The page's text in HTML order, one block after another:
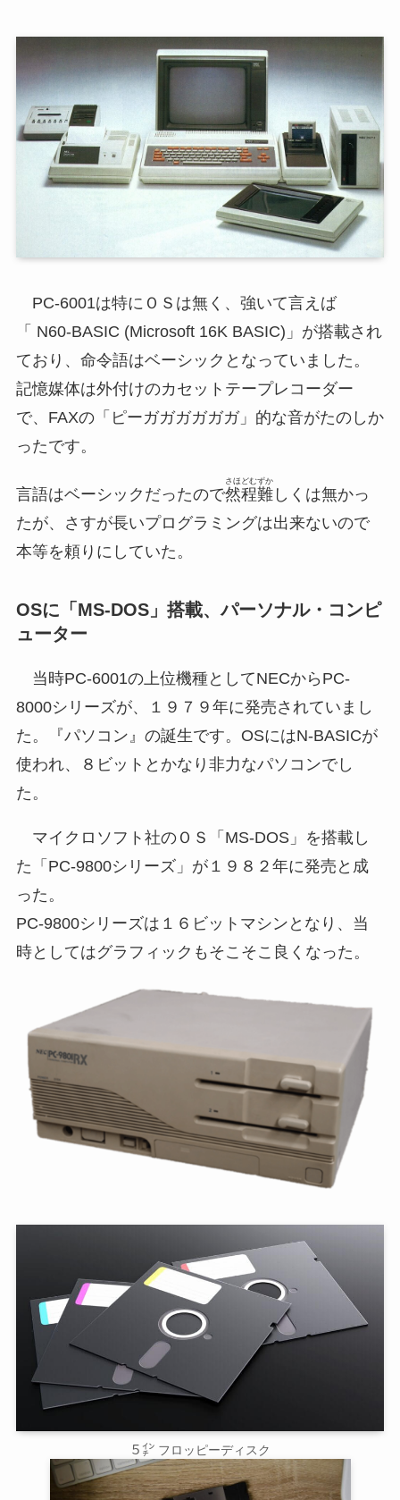
PC-6001は特にＯＳは無く、強いて言えば
「 N60-BASIC (Microsoft 16K BASIC)」が搭載され
ており、命令語はベーシックとなっていました。
記憶媒体は外付けのカセットテープレコーダー
で、FAXの「ピーガガガガガガ」的な音がたのしか
ったです。
言語はベーシックだったので然程難
さほどむずか
しくは無かっ
たが、さすが長いプログラミングは出来ないので
本等を頼りにしていた。
OSに「MS-DOS」搭載、パーソナル・コンピ
ューター
当時PC-6001の上位機種としてNECからPC-
8000シリーズが、１９７９年に発売されていまし
た。『パソコン』の誕生です。OSにはN-BASICが
使われ、８ビットとかなり非力なパソコンでし
た。
マイクロソフト社のＯＳ「MS-DOS」を搭載し
た「PC-9800シリーズ」が１９８２年に発売と成
った。
PC-9800シリーズは１６ビットマシンとなり、当
時としてはグラフィックもそこそこ良くなった。
５㌅ フロッピーディスク